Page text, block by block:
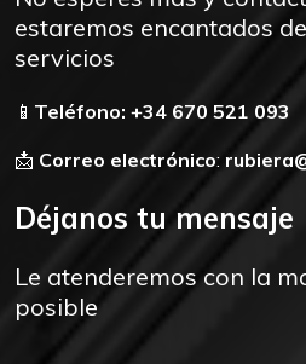
estaremos encantados
servicios
📱 Teléfono: +34 670 521 093
📩 Correo electrónico:
Déjanos tu mensaje
Le atenderemos con la
posible